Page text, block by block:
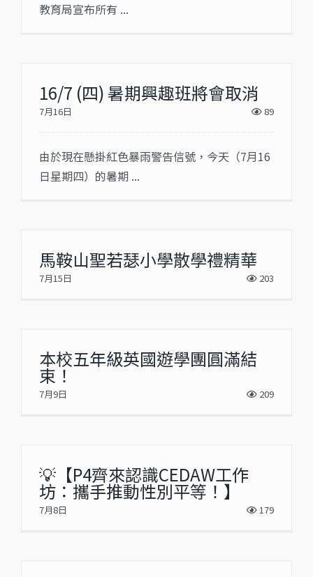
教育局宣布所有 ...
16/7 (四) 暑期興趣班將會取消
7月16日 89
由於現在懸掛紅色暴雨警告信號，今天（7月16
日星期四）的暑期 ...
馬鞍山聖若瑟小學散學禮精華
7月15日 203
本校五年級英國遊學團圓滿結
束！
7月9日 209
💡【P4齊來認識CEDAW工作
坊：攜手推動性別平等！】
7月8日 179